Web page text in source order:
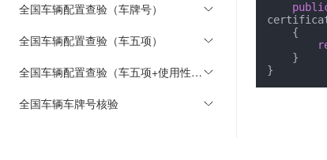
全国车辆配置查验（车牌号）
全国车辆配置查验（车五项）
全国车辆配置查验（车五项+使用性质）
全国车辆车牌号核验